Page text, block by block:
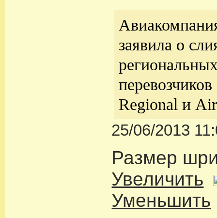
заявила о
Regional и
25/06/2013
Размер
Увеличить
Уменьшить